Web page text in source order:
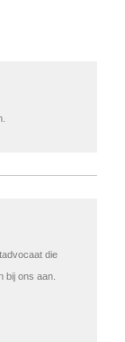
die
bij ons aan.